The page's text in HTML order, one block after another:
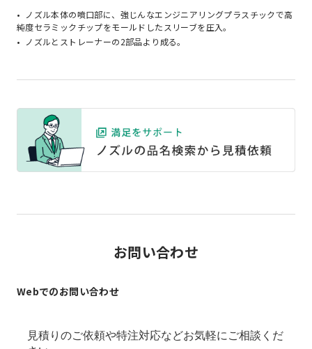
ノズル本体の噴口部に、強じんなエンジニアリングプラスチックで高
純度セラミックチップをモールドしたスリーブを圧入。
ノズルとストレーナーの2部品より成る。
お問い合わせ
Webでのお問い合わせ